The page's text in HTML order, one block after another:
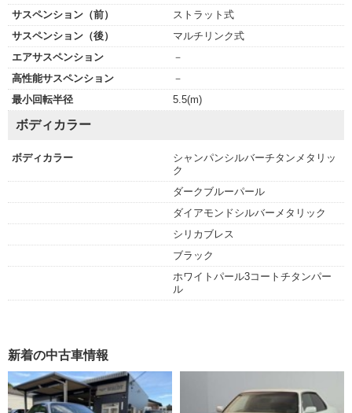
サスペンション（前）
ストラット式
サスペンション（後）
マルチリンク式
エアサスペンション
－
高性能サスペンション
－
最小回転半径
5.5(m)
ボディカラー
ボディカラー
シャンパンシルバーチタンメタリッ
ク
ダークブルーパール
ダイアモンドシルバーメタリック
シリカブレス
ブラック
ホワイトパール3コートチタンパー
ル
新着の中古車情報